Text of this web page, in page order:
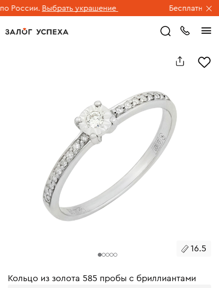
России. Выбрать украшение Бесплатная
16.5
Кольцо из золота 585 пробы с бриллиантами